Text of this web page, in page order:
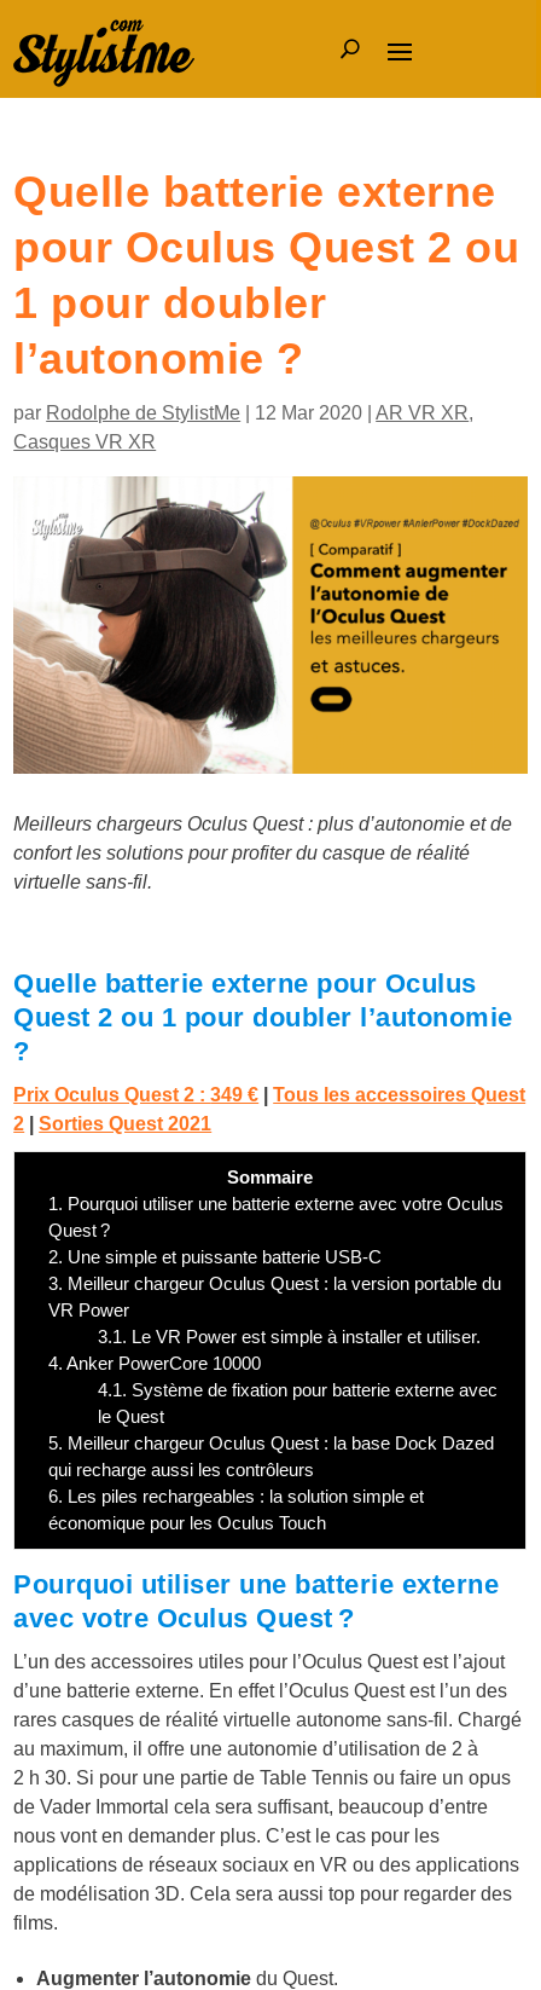
Quelle batterie externe
pour Oculus Quest 2 ou
1 pour doubler
l’autonomie ?
par Rodolphe de StylistMe 12 Mar 2020 |AR VR XR,
Casques VR XR
Meilleurs chargeurs Oculus Quest : plus d’autonomie et de
confort les solutions pour profiter du casque de réalité
virtuelle sans-fil.
Quelle batterie externe pour Oculus
Quest 2 ou 1 pour doubler l’autonomie
?
Prix Oculus Quest 2 :349 € |Tous les accessoires Quest
2
|Sorties Quest 2021
Sommaire
1. Pourquoi utiliser une batterie externe avec votre Oculus
Quest ?
2. Une simple et puissante batterie USB-C
3. Meilleur chargeur Oculus Quest : la version portable du
VR Power
3.1. Le VR Power est simple à installer et utiliser.
4. Anker PowerCore 10000
4.1. Système de fixation pour batterie externe avec
le Quest
5. Meilleur chargeur Oculus Quest : la base Dock Dazed
qui recharge aussi les contrôleurs
6. Les piles rechargeables : la solution simple et
économique pour les Oculus Touch
Pourquoi utiliser une batterie externe
avec votre Oculus Quest ?
L’un des accessoires utiles pour l’Oculus Quest est l’ajout
d’une batterie externe. En effet l’Oculus Quest est l’un des
rares casques de réalité virtuelle autonome sans-fil. Chargé
au maximum, il offre une autonomie d’utilisation de 2 à
2 h 30. Si pour une partie de Table Tennis ou faire un opus
de Vader Immortal cela sera suffisant, beaucoup d’entre
nous vont en demander plus. C’est le cas pour les
applications de réseaux sociaux en VR ou des applications
de modélisation 3D. Cela sera aussi top pour regarder des
films.
Augmenter l’autonomiedu Quest.